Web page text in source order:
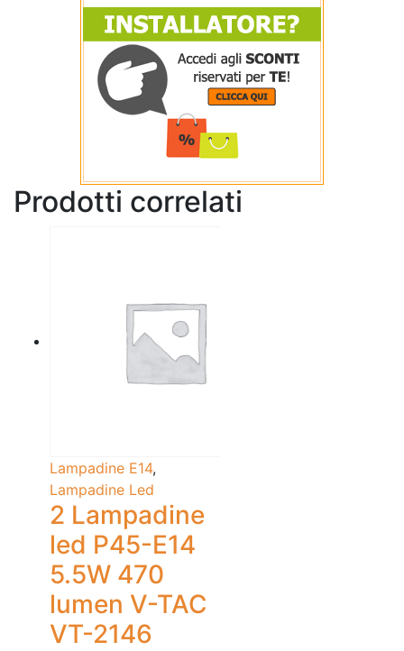
Prodotti correlati
Lampadine E14,
Lampadine Led
2 Lampadine
led P45-E14
5.5W 470
lumen V-TAC
VT-2146